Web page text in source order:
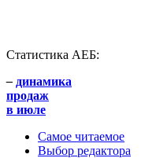
Статистика АЕБ:
– динамика
продаж
в июле
Самое читаемое
Выбор редактора